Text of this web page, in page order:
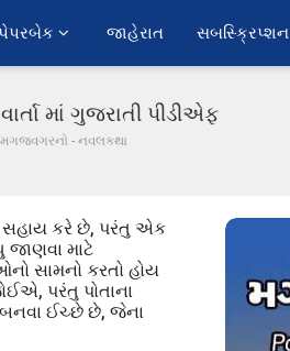
જાહેરાત સબસ્ક્રિપ્શન
માં ગુજરાતી પીડીએફ
મગજવગરનો - નવલકથા
સહાય કરે છે, પરંતુ એક
જાણવા માટે
સામનો કરતો હોય
પરંતુ પોતાના
ઈચ્છે છે, જેના